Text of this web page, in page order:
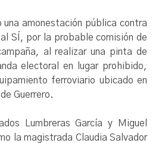
amonestación pública contra
SÍ, por la probable comisión de
al realizar una pinta de
electoral en lugar prohibido,
ferroviario ubicado en
Guerrero.
Lumbreras García y Miguel
la magistrada Claudia Salvador